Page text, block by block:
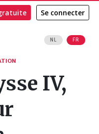
NL FR
Se connecter
IV,